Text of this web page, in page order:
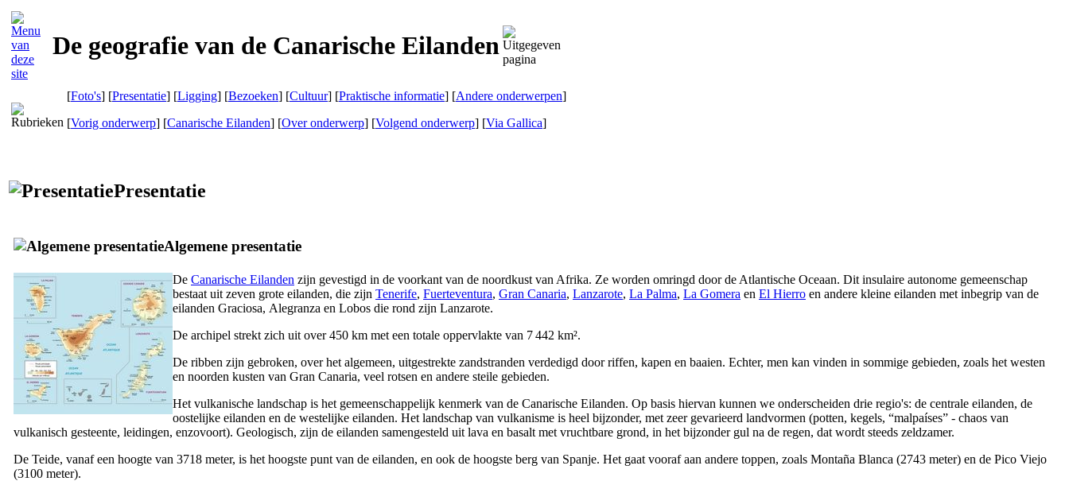
De geografie van de Canarische Eilanden
[Foto's] [Presentatie] [Ligging] [Bezoeken] [Cultuur] [Praktische informatie] [Andere onderwerpen]
[Vorig onderwerp] [Canarische Eilanden] [Over onderwerp] [Volgend onderwerp] [Via Gallica]
Presentatie
Algemene presentatie
De Canarische Eilanden zijn gevestigd in de voorkant van de noordkust van Afrika. Ze worden omringd door de Atlantische Oceaan. Dit insulaire autonome gemeenschap
bestaat uit zeven grote eilanden, die zijn Tenerife, Fuerteventura, Gran Canaria, Lanzarote, La Palma, La Gomera en El Hierro en andere kleine eilanden met inbegrip van de
eilanden Graciosa, Alegranza en Lobos die rond zijn Lanzarote.
De archipel strekt zich uit over 450 km met een totale oppervlakte van 7 442 km².
De ribben zijn gebroken, over het algemeen, uitgestrekte zandstranden verdedigd door riffen, kapen en baaien. Echter, men kan vinden in sommige gebieden, zoals het westen
en noorden kusten van Gran Canaria, veel rotsen en andere steile gebieden.
Het vulkanische landschap is het gemeenschappelijk kenmerk van de Canarische Eilanden. Op basis hiervan kunnen we onderscheiden drie regio's: de centrale eilanden, de
oostelijke eilanden en de westelijke eilanden. Het landschap van vulkanisme is heel bijzonder, met zeer gevarieerd landvormen (potten, kegels, “malpaíses” - chaos van
vulkanisch gesteente, leidingen, enzovoort). Geologisch, zijn de eilanden samengesteld uit lava en basalt met vruchtbare grond, in het bijzonder gul na de regen, dat wordt steeds zeldzamer.
De Teide, vanaf een hoogte van 3718 meter, is het hoogste punt van de eilanden, en ook de hoogste berg van Spanje. Het gaat vooraf aan andere toppen, zoals Montaña Blanca (2743 meter) en de Pico Viejo
(3100 meter).